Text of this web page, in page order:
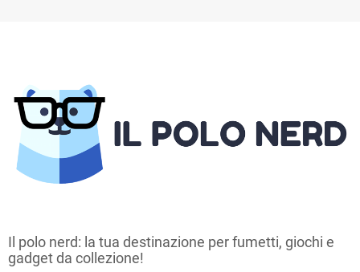
Il polo nerd: la tua destinazione per fumetti, giochi e
gadget da collezione!